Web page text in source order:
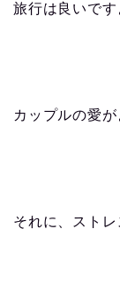
旅行は良いです
カップルの愛が
それに、ストレ